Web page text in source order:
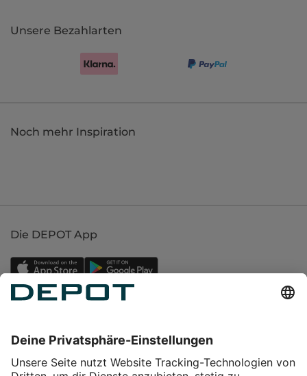
Unsere Bezahlarten
Noch mehr Inspiration
Die DEPOT App
Service